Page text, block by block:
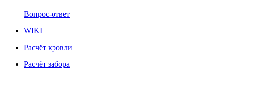
Вопрос-ответ
WIKI
Расчёт кровли
Расчёт забора